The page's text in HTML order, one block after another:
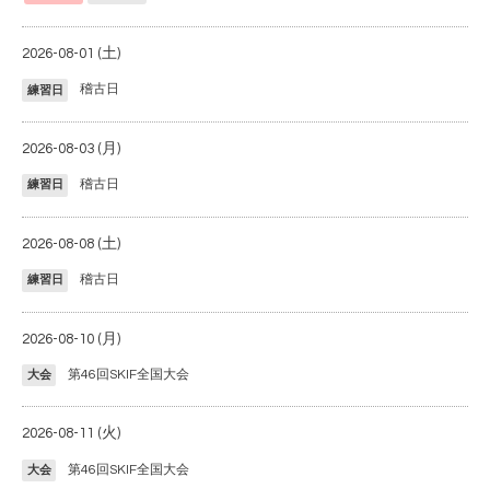
2026-08-01 (土)
練習日 稽古日
2026-08-03 (月)
練習日 稽古日
2026-08-08 (土)
練習日 稽古日
2026-08-10 (月)
大会 第46回SKIF全国大会
2026-08-11 (火)
大会 第46回SKIF全国大会